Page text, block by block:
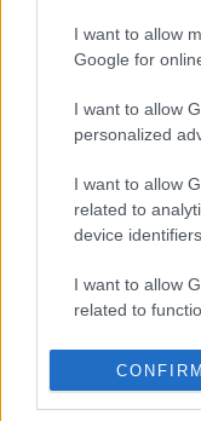
I want to allow
Google for
I want to allow
personalized
I want to allow
related to
device
I want to allow
related to
related to
CONFIRM